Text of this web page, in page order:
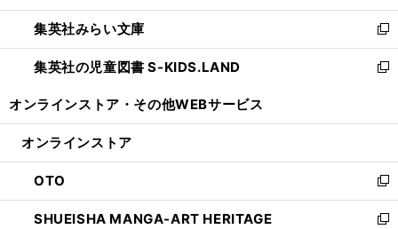
開
く
ウ
で
開
く
ン
ド
ウ
で
ウ
ィ
ン
ド
開
集英社みらい文庫
新
し
い
ン
ウ
で
開
く
集英社の児童図書 S-KIDS.LAND
新
ウ
ン
ド
ウ
で
オンラインストア・ その他WEBサービス
オンラインストア
OTO
新
し
い
SHUEISHA MANGA-ART HERITAGE
新